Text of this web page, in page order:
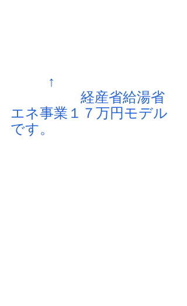
↑
経産省給湯省
エネ事業１７万円モデル
です。